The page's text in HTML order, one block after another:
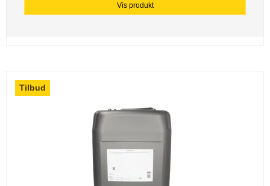
Vis produkt
Tilbud